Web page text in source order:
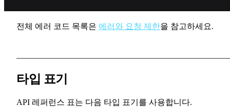
전체 에러 코드 목록은 에러와 요청 제한을 참고하세요.
타입 표기
API 레퍼런스 표는 다음 타입 표기를 사용합니다.